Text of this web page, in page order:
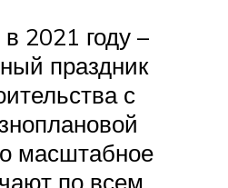
2021 году –
праздник
с
масштабное
по всем